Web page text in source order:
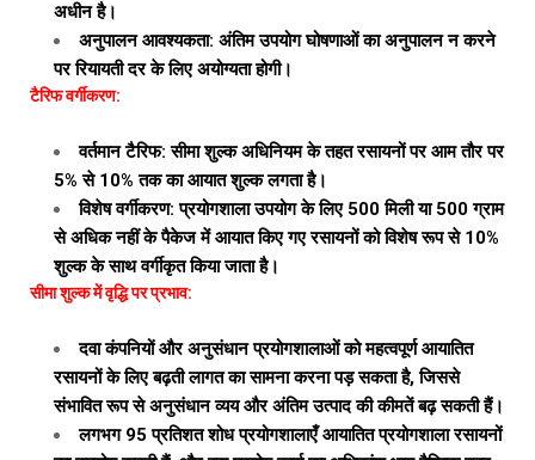
अधीन है।
अनुपालन आवश्यकता: अंतिम उपयोग घोषणाओं का अनुपालन न करने
पर रियायती दर के लिए अयोग्यता होगी।
टैरिफ वर्गीकरण:
वर्तमान टैरिफ: सीमा शुल्क अधिनियम के तहत रसायनों पर आम तौर पर
5% से 10% तक का आयात शुल्क लगता है।
विशेष वर्गीकरण: प्रयोगशाला उपयोग के लिए 500 मिली या 500 ग्राम
से अधिक नहीं के पैकेज में आयात किए गए रसायनों को विशेष रूप से 10%
शुल्क के साथ वर्गीकृत किया जाता है।
सीमा शुल्क में वृद्धि पर प्रभाव:
दवा कंपनियों और अनुसंधान प्रयोगशालाओं को महत्वपूर्ण आयातित
रसायनों के लिए बढ़ती लागत का सामना करना पड़ सकता है, जिससे
संभावित रूप से अनुसंधान व्यय और अंतिम उत्पाद की कीमतें बढ़ सकती हैं।
लगभग 95 प्रतिशत शोध प्रयोगशालाएँ आयातित प्रयोगशाला रसायनों